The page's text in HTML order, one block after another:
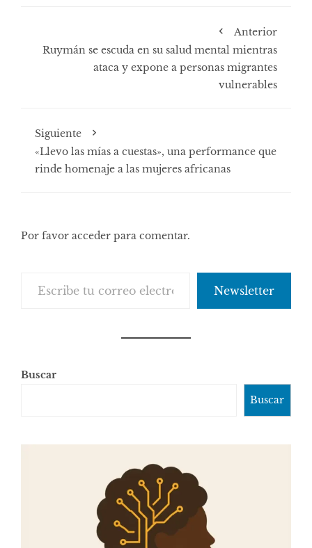
Anterior
Ruymán se escuda en su salud mental mientras
ataca y expone a personas migrantes
vulnerables
Siguiente
«Llevo las mías a cuestas», una performance que
rinde homenaje a las mujeres africanas
Por favor acceder para comentar.
Newsletter
Buscar
Buscar